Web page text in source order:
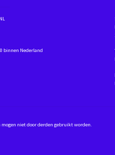
binnen Nederland
niet door derden gebruikt worden.